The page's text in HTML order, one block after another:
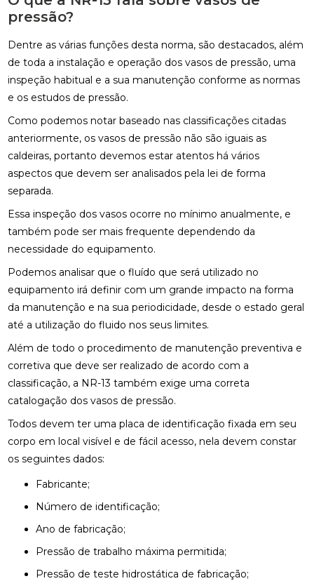
pressão?
Dentre as várias funções desta norma, são destacados, além
de toda a instalação e operação dos vasos de pressão, uma
inspeção habitual e a sua manutenção conforme as normas
e os estudos de pressão.
Como podemos notar baseado nas classificações citadas
anteriormente, os vasos de pressão não são iguais as
caldeiras, portanto devemos estar atentos há vários
aspectos que devem ser analisados pela lei de forma
separada.
Essa inspeção dos vasos ocorre no mínimo anualmente, e
também pode ser mais frequente dependendo da
necessidade do equipamento.
Podemos analisar que o fluído que será utilizado no
equipamento irá definir com um grande impacto na forma
da manutenção e na sua periodicidade, desde o estado geral
até a utilização do fluido nos seus limites.
Além de todo o procedimento de manutenção preventiva e
corretiva que deve ser realizado de acordo com a
classificação, a NR-13 também exige uma correta
catalogação dos vasos de pressão.
Todos devem ter uma placa de identificação fixada em seu
corpo em local visível e de fácil acesso, nela devem constar
os seguintes dados:
Fabricante;
Número de identificação;
Ano de fabricação;
Pressão de trabalho máxima permitida;
Pressão de teste hidrostática de fabricação;